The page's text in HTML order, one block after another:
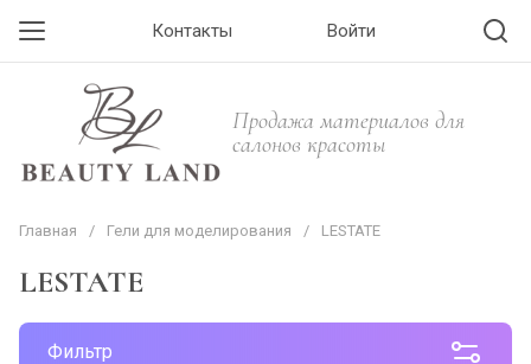
Контакты Войти
Продажа материалов для
салонов красоты
Главная / Гели для моделирования / LESTATE
LESTATE
Фильтр